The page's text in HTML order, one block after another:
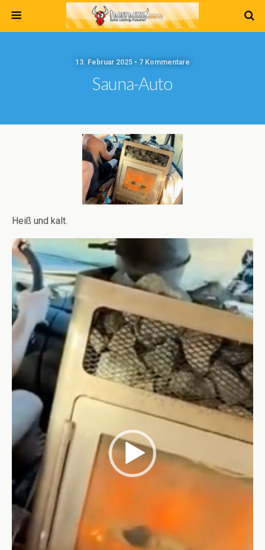
13. Februar 2025 • 7 Kommentare
Sauna-Auto
Heiß und kalt.
Video-
Player